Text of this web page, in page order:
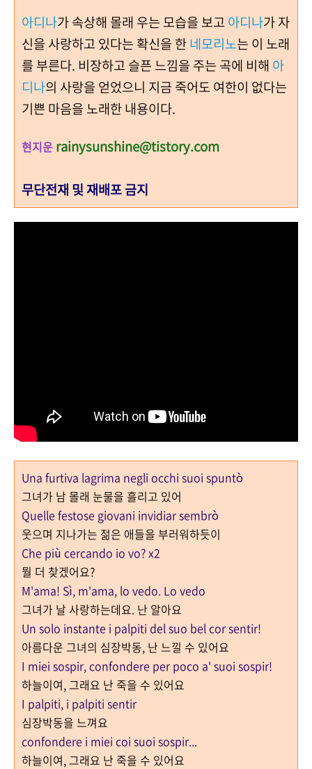
아디나가 속상해 몰래 우는 모습을 보고 아디나가 자
신을 사랑하고 있다는 확신을 한네모리노는 이 노래
를 부른다. 비장하고 슬픈 느낌을 주는 곡에 비해 아
디나의 사랑을 얻었으니 지금 죽어도 여한이 없다는
기쁜 마음을 노래한 내용이다.
현지운 rainysunshine@tistory.com
무단전재 및 재배포 금지
Una furtiva lagrima negli occhi suoi spuntò
그녀가 남 몰래 눈물을 흘리고 있어
Quelle festose giovani invidiar sembrò
웃으며 지나가는 젊은 애들을 부러워하듯이
Che più cercando io vo? x2
뭘 더 찾겠어요?
M'ama! Sì, m'ama, lo vedo. Lo vedo
그녀가 날 사랑하는데요. 난 알아요
Un solo instante i palpiti del suo bel cor sentir!
아름다운 그녀의 심장박동, 난 느낄 수 있어요
I miei sospir, confondere per poco a' suoi sospir!
하늘이여, 그래요 난 죽을 수 있어요
I palpiti, i palpiti sentir
심장박동을 느껴요
confondere i miei coi suoi sospir...
하늘이여, 그래요 난 죽을 수 있어요